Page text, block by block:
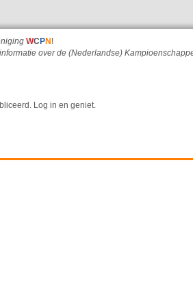
WC PN !
over de (Nederlandse)
Log in en geniet.